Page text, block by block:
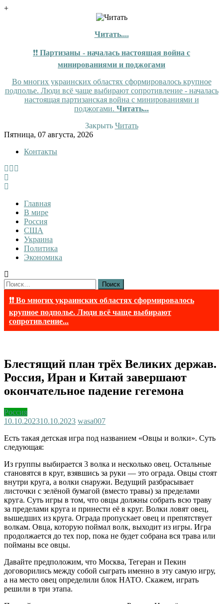
+
Читать....
❗❗ Партизаны - началась настоящая война с
минированиями и поджогами
Во многих украинских областях сформировалось крупное
подполье. Люди всё чаще выбирают сопротивление - началась
настоящая партизанская война с минированиями и
поджогами. Читать...
Закрыть Читать
Skip
content
Пятница, 07 августа, 2026
Контакты
InfoRuss
InfoRuss — Новости
Главная
В мире
Россия
США
Украина
Политика
Экономика
Найти:
❗❗ Во многих украинских областях сформировалось
крупное подполье. Люди всё чаще выбирают
сопротивление...
Блестящий план трёх Великих держав.
Россия, Иран и Китай завершают
окончательное падение гегемона
Россия
10.10.202310.10.2023 wasa007
Есть такая детская игра под названием «Овцы и волки». Суть
следующая:
Из группы выбирается 3 волка и несколько овец. Остальные
становятся в круг, взявшись за руки — это ограда. Овцы стоят
внутри круга, а волки снаружи. Ведущий разбрасывает
листочки с зелёной бумагой (вместо травы) за пределами
круга. Суть игры в том, что овцы должны собрать всю траву
за пределами круга и принести её в круг. Волки ловят овец,
вышедших из круга. Ограда пропускает овец и препятствует
волкам. Овца, которую поймал волк, выходит из игры. Игра
продолжается до тех пор, пока не будет собрана вся трава или
пойманы все овцы.
Давайте предположим, что Москва, Тегеран и Пекин
договорились между собой сыграть именно в эту самую игру,
а на место овец определили блок НАТО. Скажем, играть
решили в три этапа.